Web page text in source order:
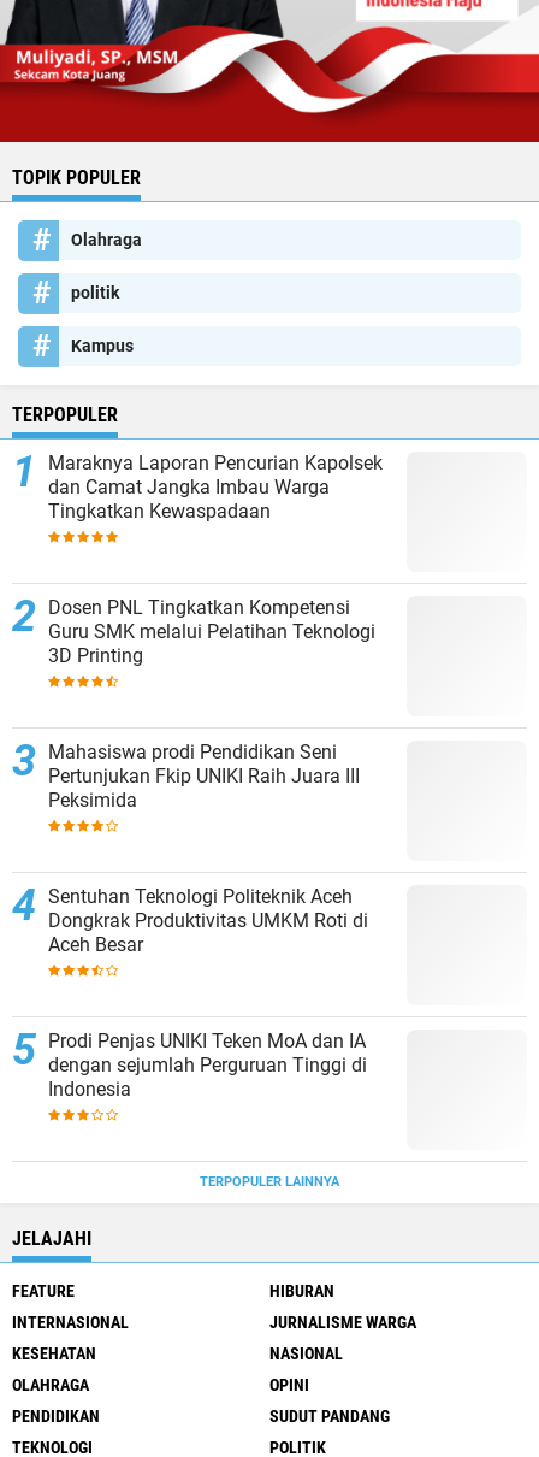
TOPIK POPULER
Olahraga
politik
Kampus
TERPOPULER
Maraknya Laporan Pencurian Kapolsek
dan Camat Jangka Imbau Warga
Tingkatkan Kewaspadaan
Dosen PNL Tingkatkan Kompetensi
Guru SMK melalui Pelatihan Teknologi
3D Printing
Mahasiswa prodi Pendidikan Seni
Pertunjukan Fkip UNIKI Raih Juara III
Peksimida
Sentuhan Teknologi Politeknik Aceh
Dongkrak Produktivitas UMKM Roti di
Aceh Besar
Prodi Penjas UNIKI Teken MoA dan IA
dengan sejumlah Perguruan Tinggi di
Indonesia
TERPOPULER LAINNYA
JELAJAHI
FEATURE
HIBURAN
INTERNASIONAL
JURNALISME WARGA
KESEHATAN
NASIONAL
OLAHRAGA
OPINI
PENDIDIKAN
SUDUT PANDANG
TEKNOLOGI
POLITIK